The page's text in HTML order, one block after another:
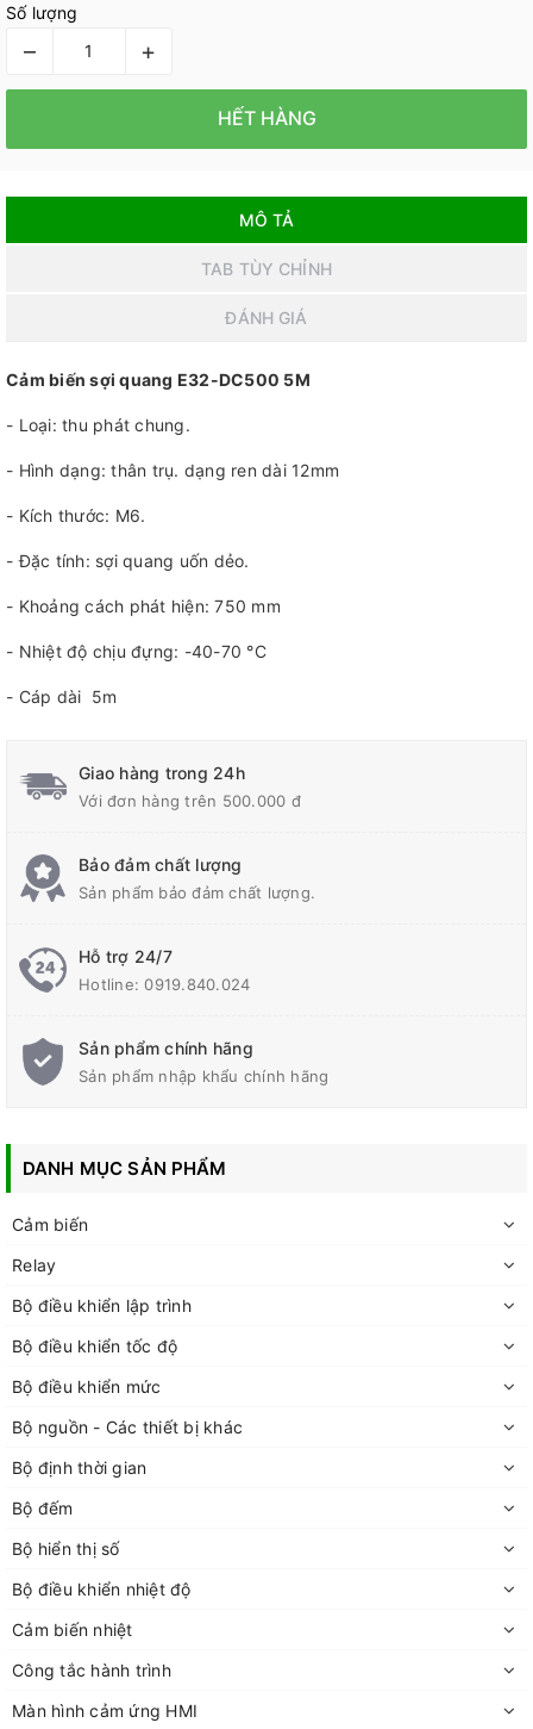
Số lượng
– +
HẾT HÀNG
MÔ TẢ
TAB TÙY CHỈNH
ĐÁNH GIÁ
Cảm biến sợi quang E32-DC500 5M
- Loại: thu phát chung.
- Hình dạng: thân trụ. dạng ren dài 12mm
- Kích thước: M6.
- Đặc tính: sợi quang uốn dẻo.
- Khoảng cách phát hiện: 750 mm
- Nhiệt độ chịu đựng: -40-70 °C
- Cáp dài 5m
Giao hàng trong 24h
Với đơn hàng trên 500.000 đ
Bảo đảm chất lượng
Sản phẩm bảo đảm chất lượng.
Hỗ trợ 24/7
Hotline:0919.840.024
Sản phẩm chính hãng
Sản phẩm nhập khẩu chính hãng
DANH MỤC SẢN PHẨM
Cảm biến
Relay
Bộ điều khiển lập trình
Bộ điều khiển tốc độ
Bộ điều khiển mức
Bộ nguồn - Các thiết bị khác
Bộ định thời gian
Bộ đếm
Bộ hiển thị số
Bộ điều khiển nhiệt độ
Cảm biến nhiệt
Công tắc hành trình
Màn hình cảm ứng HMI